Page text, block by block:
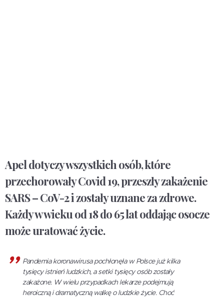
Apel dotyczy wszystkich osób, które
przechorowały Covid 19, przeszły zakażenie
SARS – CoV-2 i zostały uznane za zdrowe.
Każdy w wieku od 18 do 65 lat oddając osocze
może uratować życie.
Pandemia koronawirusa pochłonęła w Polsce już kilka
tysięcy istnień ludzkich, a setki tysięcy osób zostały
zakażone. W wielu przypadkach lekarze podejmują
heroiczną i dramatyczną walkę o ludzkie życie. Choć